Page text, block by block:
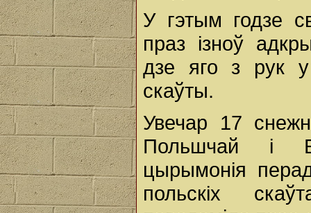
У гэтым годзе
праз ізноў
дзе яго з рук у
скаўты.
Увечар 17
Польшчай і
цырымонія
польскіх